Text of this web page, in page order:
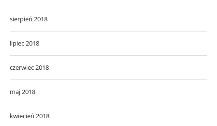
sierpień 2018
lipiec 2018
czerwiec 2018
maj 2018
kwiecień 2018